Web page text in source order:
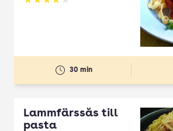
Betyg: 4.13 av 5
30 min
Lammfärssås till
pasta